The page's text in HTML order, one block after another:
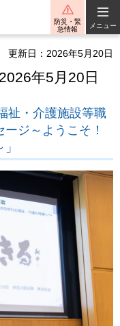
防災・緊
急情報
メニュー
更新日：2026年5月20日
年5月20日
祉・介護施設等職
ジ～ようこそ！